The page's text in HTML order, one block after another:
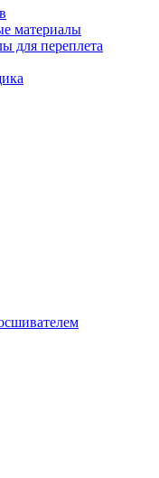
материалы
для переплета